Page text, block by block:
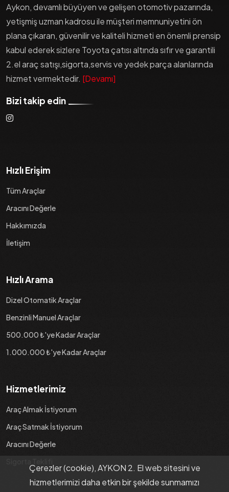
Aykon, devamlı büyüyen ve gelişen otomotiv pazarında,
yetişmiş uzman kadrosu ile müşteri memnuniyetini ön
plana çıkaran, güvenilir ve kaliteli hizmeti en önemli prensip
kabul ederek sizlere Toyota çatısı altında sıfır ve garantili
2.el araç satışı,sigorta,servis ve yedek parça alanlarında
hizmet vermektedir. [Devamı]
Bizi takip edin
Hızlı Erişim
Tüm Araçlar
Aracını Değerle
Hakkımızda
İletişim
Hızlı Arama
Dizel Otomatik Araçlar
Benzinli Manuel Araçlar
500.000 ₺'ye Kadar Araçlar
1.000.000 ₺'ye Kadar Araçlar
Hizmetlerimiz
Araç Almak İstiyorum
Araç Satmak İstiyorum
Aracını Değerle
Çerezler (cookie), AYKON 2. El web sitesini ve
hizmetlerimizi daha etkin bir şekilde sunmamızı